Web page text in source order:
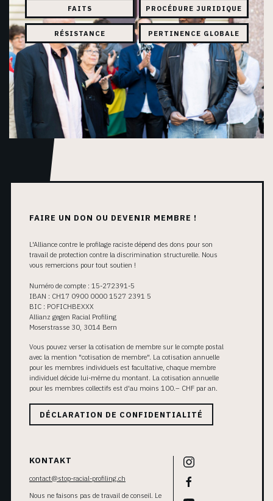
FAITS PROCÉDURE JURIDIQUE
RÉSISTANCE PERTINENCE GLOBALE
FAIRE UN DON OU DEVENIR MEMBRE !
L'Alliance contre le profilage raciste dépend des dons pour son
travail de protection contre la discrimination structurelle. Nous
vous remercions pour tout soutien !
Numéro de compte : 15-272391-5
IBAN : CH17 0900 0000 1527 2391 5
BIC : POFICHBEXXX
Allianz gegen Racial Profiling
Moserstrasse 30, 3014 Bern
Vous pouvez verser la cotisation de membre sur le compte postal
avec la mention "cotisation de membre". La cotisation annuelle
pour les membres individuels est facultative, chaque membre
individuel décide lui-même du montant. La cotisation annuelle
pour les membres collectifs est d'au moins 100.– CHF par an.
DÉCLARATION DE CONFIDENTIALITÉ
KONTAKT
contact@stop-racial-profiling.ch
Nous ne faisons pas de travail de conseil. Le